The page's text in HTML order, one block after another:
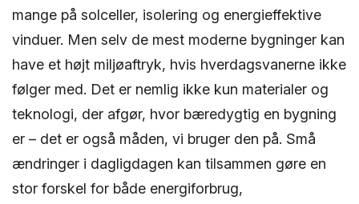
mange på solceller, isolering og energieffektive
vinduer. Men selv de mest moderne bygninger kan
have et højt miljøaftryk, hvis hverdagsvanerne ikke
følger med. Det er nemlig ikke kun materialer og
teknologi, der afgør, hvor bæredygtig en bygning
er – det er også måden, vi bruger den på. Små
ændringer i dagligdagen kan tilsammen gøre en
stor forskel for både energiforbrug,